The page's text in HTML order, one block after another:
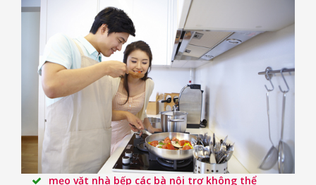
mẹo vặt nhà bếp các bà nội trợ không thể